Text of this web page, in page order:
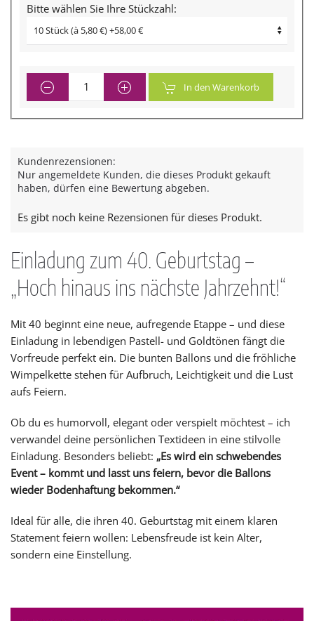
Bitte wählen Sie Ihre Stückzahl:
In den Warenkorb
Kundenrezensionen:
Nur angemeldete Kunden, die dieses Produkt gekauft
haben, dürfen eine Bewertung abgeben.
Es gibt noch keine Rezensionen für dieses Produkt.
Einladung zum 40. Geburtstag –
„Hoch hinaus ins nächste Jahrzehnt!“
Mit 40 beginnt eine neue, aufregende Etappe – und diese
Einladung in lebendigen Pastell- und Goldtönen fängt die
Vorfreude perfekt ein. Die bunten Ballons und die fröhliche
Wimpelkette stehen für Aufbruch, Leichtigkeit und die Lust
aufs Feiern.
Ob du es humorvoll, elegant oder verspielt möchtest – ich
verwandel deine persönlichen Textideen in eine stilvolle
Einladung. Besonders beliebt: „Es wird ein schwebendes
Event – kommt und lasst uns feiern, bevor die Ballons
wieder Bodenhaftung bekommen.“
Ideal für alle, die ihren 40. Geburtstag mit einem klaren
Statement feiern wollen: Lebensfreude ist kein Alter,
sondern eine Einstellung.